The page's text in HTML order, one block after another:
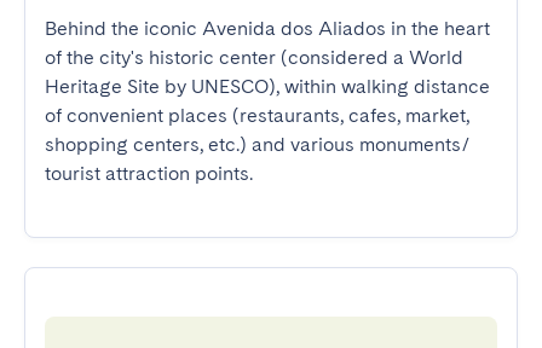
Behind the iconic Avenida dos Aliados in the heart
of the city's historic center (considered a World
Heritage Site by UNESCO), within walking distance
of convenient places (restaurants, cafes, market,
shopping centers, etc.) and various monuments/
tourist attraction points.